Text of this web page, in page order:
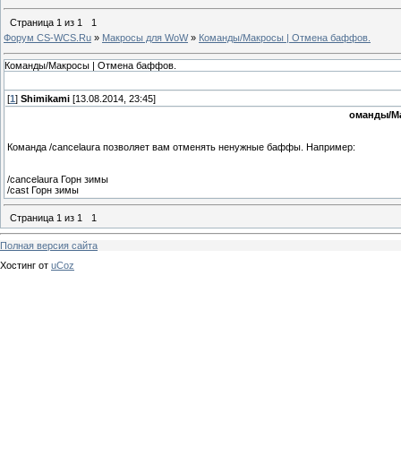
Страница 1 из 1
1
Форум CS-WCS.Ru » Макросы для WoW » Команды/Макросы | Отмена баффов.
Команды/Макросы | Отмена баффов.
[1 ] Shimikami [13.08.2014, 23:45]
оманды/
Команда /cancelaura позволяет вам отменять ненужные баффы. Например:
/cancelaura Горн зимы
/cast Горн зимы
Страница 1 из 1 1
Полная версия сайта
Хостинг от uCoz